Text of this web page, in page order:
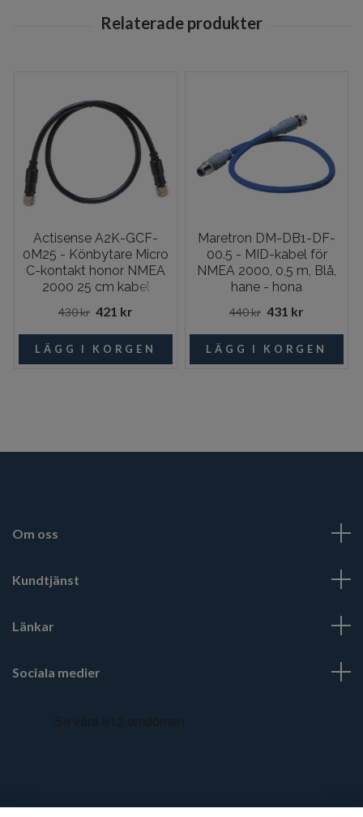
Actisense A2K-GCF-
0M25 - Könbytare Micro
C-kontakt honor NMEA
2000 25 cm kabel
430 kr 421 kr
Maretron DM-DB1-DF-
00.5 - MID-kabel för
NMEA 2000, 0,5 m, Blå,
hane - hona
440 kr 431 kr
Om oss
Kundtjänst
Länkar
Sociala medier